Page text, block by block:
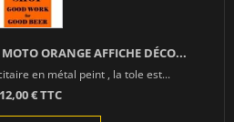
ORANGE AFFICHE DÉCO...
en métal peint , la tole est...
12,00 € TTC